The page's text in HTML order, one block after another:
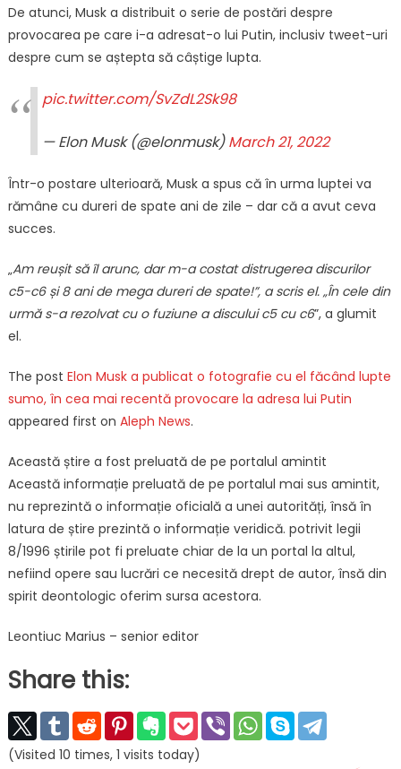
De atunci, Musk a distribuit o serie de postări despre
provocarea pe care i-a adresat-o lui Putin, inclusiv tweet-uri
despre cum se aștepta să câștige lupta.
pic.twitter.com/SvZdL2Sk98
— Elon Musk (@elonmusk)March 21, 2022
Într-o postare ulterioară, Musk a spus că în urma luptei va
rămâne cu dureri de spate ani de zile – dar că a avut ceva
succes.
„Am reușit să îl arunc, dar m-a costat distrugerea discurilor
c5-c6 și 8 ani de mega dureri de spate!”, a scris el. „În cele din
urmă s-a rezolvat cu o fuziune a discului c5 cu c6”, a glumit
el.
The post Elon Musk a publicat o fotografie cu el făcând lupte
sumo, în cea mai recentă provocare la adresa lui Putin
appeared first on Aleph News.
Această știre a fost preluată de pe portalul amintit
Această informație preluată de pe portalul mai sus amintit,
nu reprezintă o informație oficială a unei autorități, însă în
latura de știre prezintă o informație veridică. potrivit legii
8/1996 știrile pot fi preluate chiar de la un portal la altul,
nefiind opere sau lucrări ce necesită drept de autor, însă din
spirit deontologic oferim sursa acestora.
Leontiuc Marius – senior editor
Share this:
(Visited 10 times, 1 visits today)